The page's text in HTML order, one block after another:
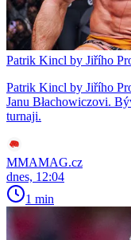
Patrik Kincl by Jiřího
Patrik Kincl by Jiřího
Janu Błachowiczovi.
turnaji.
MMAMAG.cz
dnes, 12:04
1 min